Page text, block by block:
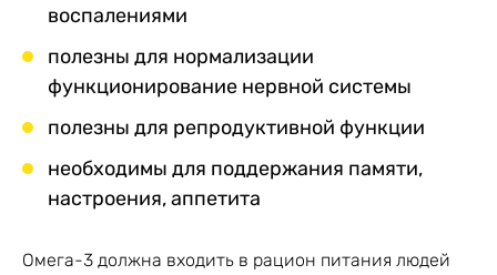
воспалениями
полезны для нормализации
функционирование нервной системы
полезны для репродуктивной функции
необходимы для поддержания памяти,
настроения, аппетита
Омега-3 должна входить в рацион питания людей